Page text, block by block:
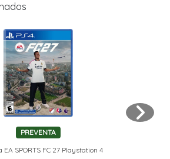
PREVENTA
EA SPORTS FC 27 Playstation 4